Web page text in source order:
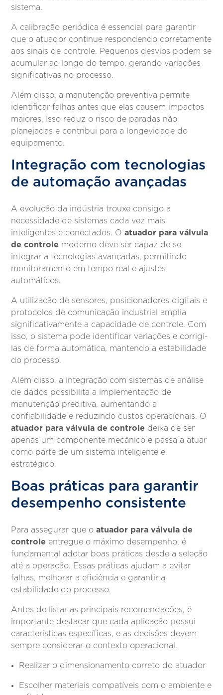
sistema.
A calibração periódica é essencial para garantir
que o atuador continue respondendo corretamente
aos sinais de controle. Pequenos desvios podem se
acumular ao longo do tempo, gerando variações
significativas no processo.
Além disso, a manutenção preventiva permite
identificar falhas antes que elas causem impactos
maiores. Isso reduz o risco de paradas não
planejadas e contribui para a longevidade do
equipamento.
Integração com tecnologias
de automação avançadas
A evolução da indústria trouxe consigo a
necessidade de sistemas cada vez mais
inteligentes e conectados. Oatuador para válvula
de controle moderno deve ser capaz de se
integrar a tecnologias avançadas, permitindo
monitoramento em tempo real e ajustes
automáticos.
A utilização de sensores, posicionadores digitais e
protocolos de comunicação industrial amplia
significativamente a capacidade de controle. Com
isso, o sistema pode identificar variações e corrigi-
las de forma automática, mantendo a estabilidade
do processo.
Além disso, a integração com sistemas de análise
de dados possibilita a implementação de
manutenção preditiva, aumentando a
confiabilidade e reduzindo custos operacionais. O
atuador para válvula de controle deixa de ser
apenas um componente mecânico e passa a atuar
como parte de um sistema inteligente e
estratégico.
Boas práticas para garantir
desempenho consistente
Para assegurar que oatuador para válvula de
controle entregue o máximo desempenho, é
fundamental adotar boas práticas desde a seleção
até a operação. Essas práticas ajudam a evitar
falhas, melhorar a eficiência e garantir a
estabilidade do processo.
Antes de listar as principais recomendações, é
importante destacar que cada aplicação possui
características específicas, e as decisões devem
sempre considerar o contexto operacional.
Realizar o dimensionamento correto do atuador
Escolher materiais compatíveis com o ambiente e